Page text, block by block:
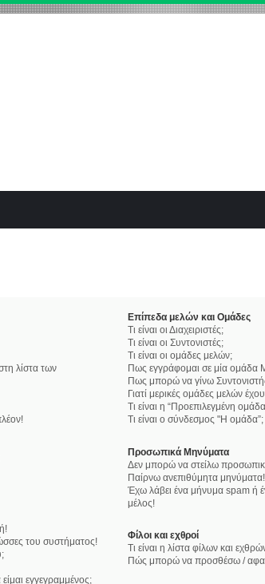
λίστα των
του συστήματος!
εγγεγραμμένος;
Επίπεδα μελών και Ομάδες
Τι είναι οι Διαχειριστές;
Τι είναι οι Συντονιστές;
Τι είναι οι ομάδες μελών;
Πως εγγράφομαι σε μία ομάδα
Πως μπορώ να γίνω
Γιατί μερικές ομάδες μελών
Τι είναι η “Προεπιλεγμένη
Τι είναι ο σύνδεσμος "Η ομάδα”;
Προσωπικά Μηνύματα
Δεν μπορώ να στείλω
Παίρνω ανεπιθύμητα μηνύματα!
Έχω λάβει ένα μήνυμα spam ή
μέλος!
Φίλοι και εχθροί
Τι είναι η λίστα φίλων και
Πώς μπορώ να προσθέσω /